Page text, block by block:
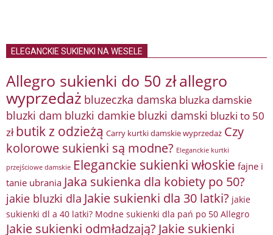
ELEGANCKIE SUKIENKI NA WESELE
Allegro sukienki do 50 złallegro
wyprzedaż bluzeczka damska bluzka damskie
bluzki dam bluzki damkie bluzki damski bluzki to 50
zł butik z odzieżą Carry kurtki damskie wyprzedaż Czy
kolorowe sukienki są modne? Eleganckie kurtki
przejściowe damskie Eleganckie sukienki włoskie fajne i
tanie ubrania Jaka sukienka dla kobiety po 50?
jakie bluzki dla Jakie sukienki dla 30 latki? jakie
sukienki dl a 40 latki? Modne sukienki dla pań po 50 Allegro
Jakie sukienki odmładzają? Jakie sukienki